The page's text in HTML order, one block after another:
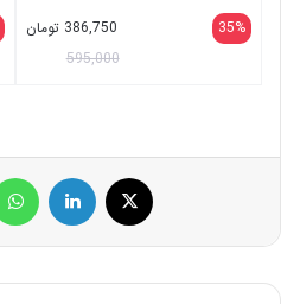
35%
386,750 تومان
595,000
ایکس لینکداین